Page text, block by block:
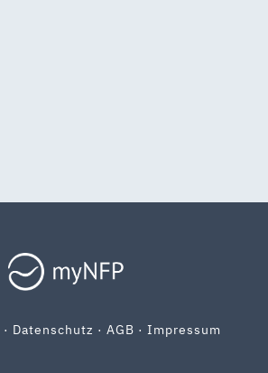
· Datenschutz · AGB · Impressum